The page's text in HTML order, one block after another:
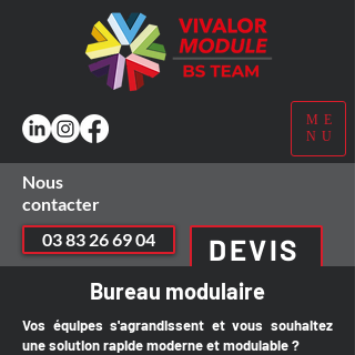
ME
NU
03 83 26 69 04 DEVIS
Nous
contacter
Bureau modulaire
Vos équipes s'agrandissent et vous souhaitez
une solution rapide moderne et modulable ?